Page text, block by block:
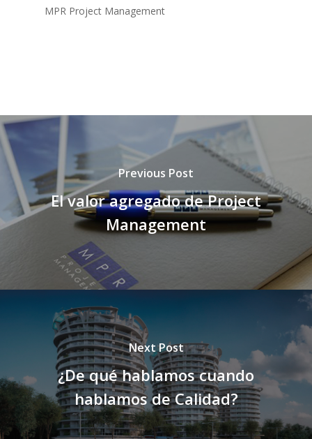
MPR Project Management
Previous Post
El valor agregado de Project
Management
Next Post
¿De qué hablamos cuando
hablamos de Calidad?